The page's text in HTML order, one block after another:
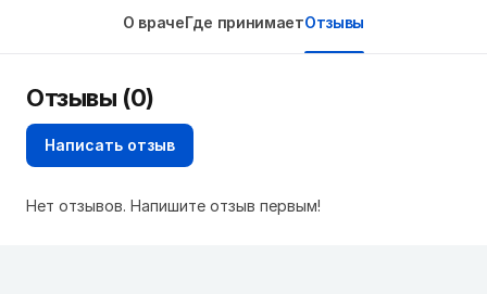
О врачеГде принимаетОтзывы
Отзывы (0)
Написать отзыв
Нет отзывов. Напишите отзыв первым!